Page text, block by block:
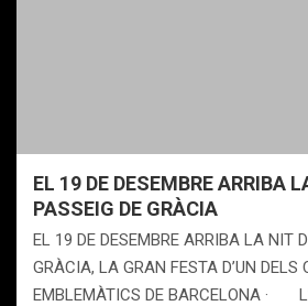
EL 19 DE DESEMBRE ARRIBA
PASSEIG DE GRÀCIA
EL 19 DE DESEMBRE ARRIBA LA NIT
GRÀCIA, LA GRAN FESTA D’UN DELS
EMBLEMÀTICS DE BARCELONA ·